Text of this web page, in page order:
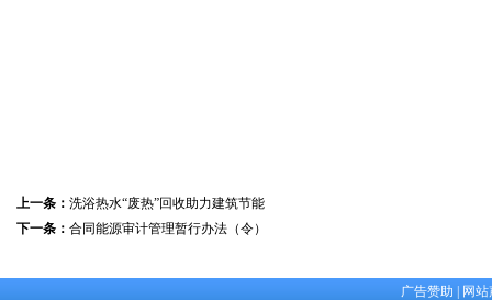
上一条： 洗浴热水“废热”回收助力建筑节能
下一条： 合同能源审计管理暂行办法（令）
广告赞助
网